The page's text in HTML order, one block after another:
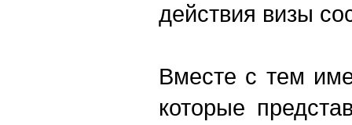
действия визы
Вместе с тем
которые